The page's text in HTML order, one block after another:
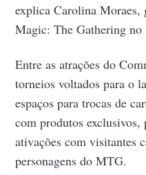
explica Carolina Moraes,
Magic: The Gathering no
Entre as atrações do
torneios voltados para o
espaços para trocas de
com produtos exclusivos,
ativações com visitantes
personagens do MTG.